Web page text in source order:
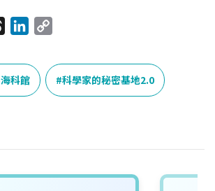
r
e
a
n
k
e
n
p
y
L
k
海科館 科學家的秘密基地2.0